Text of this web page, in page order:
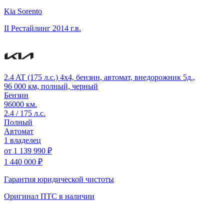
Kia Sorento
II Рестайлинг 2014 г.в.
2.4 AT (175 л.с.) 4x4, бензин, автомат, внедорожник 5д.,
96 000 км, полный, черный
Бензин
96000 км.
2.4 / 175 л.с.
Полный
Автомат
1 владелец
от 1 139 990 ₽
1 440 000 ₽
Гарантия юридической чистоты
Оригинал ПТС в наличии